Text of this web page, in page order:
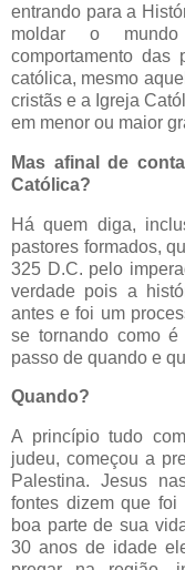
entrando para a
moldar o
comportamento
católica, mesmo
cristãs e a Igreja
em menor ou maior
Mas afinal de
Católica?
Há quem diga,
pastores formados,
325 D.C. pelo
verdade pois a
antes e foi um
se tornando como
passo de quando e
Quando?
A princípio tudo
judeu, começou a
Palestina. Jesus
fontes dizem que
boa parte de sua
30 anos de idade